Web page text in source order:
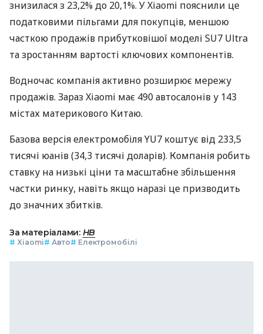
знизилася з 23,2% до 20,1%. У Xiaomi пояснили це
податковими пільгами для покупців, меншою
часткою продажів прибутковішої моделі SU7 Ultra
та зростанням вартості ключових компонентів.
Водночас компанія активно розширює мережу
продажів. Зараз Xiaomi має 490 автосалонів у 143
містах материкового Китаю.
Базова версія електромобіля YU7 коштує від 233,5
тисячі юанів (34,3 тисячі доларів). Компанія робить
ставку на низькі ціни та масштабне збільшення
частки ринку, навіть якщо наразі це призводить
до значних збитків.
За матеріалами: НВ
# Xiaomi# Авто# Електромобілі